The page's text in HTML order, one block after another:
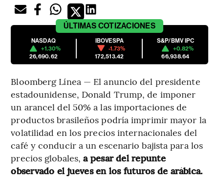
ÚLTIMAS COTIZACIONES
NASDAQ
+1.30%
26,690.62
IBOVESPA
-1.73%
172,513.42
S&P/BMV IPC
+0.82%
66,938.64
Bloomberg Línea — El anuncio del presidente
estadounidense, Donald Trump, de imponer
un arancel del 50% a las importaciones de
productos brasileños podría imprimir mayor la
volatilidad en los precios internacionales del
café y conducir a un escenario bajista para los
precios globales, a pesar del repunte
observado el jueves en los futuros de arábica.